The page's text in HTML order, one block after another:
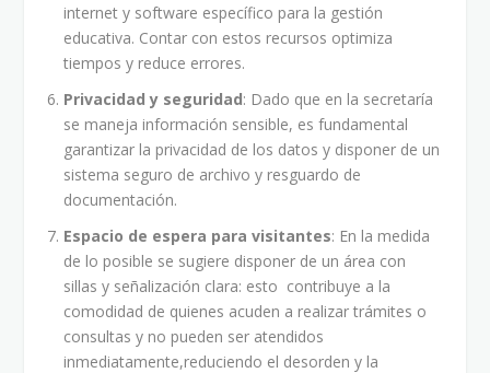
internet y software específico para la gestión
educativa. Contar con estos recursos optimiza
tiempos y reduce errores.
Privacidad y seguridad: Dado que en la secretaría
se maneja información sensible, es fundamental
garantizar la privacidad de los datos y disponer de un
sistema seguro de archivo y resguardo de
documentación.
Espacio de espera para visitantes: En la medida
de lo posible se sugiere disponer de un área con
sillas y señalización clara: esto contribuye a la
comodidad de quienes acuden a realizar trámites o
consultas y no pueden ser atendidos
inmediatamente,reduciendo el desorden y la